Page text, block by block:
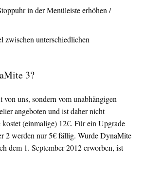
in der Menüleiste erhöhen /
zwischen unterschiedlichen
3?
von uns, sondern vom unabhängigen
angeboten und ist daher nicht
(einmalige) 12€. Für ein Upgrade
2 werden nur 5€ fällig. Wurde DynaMite
dem 1. September 2012 erworben, ist